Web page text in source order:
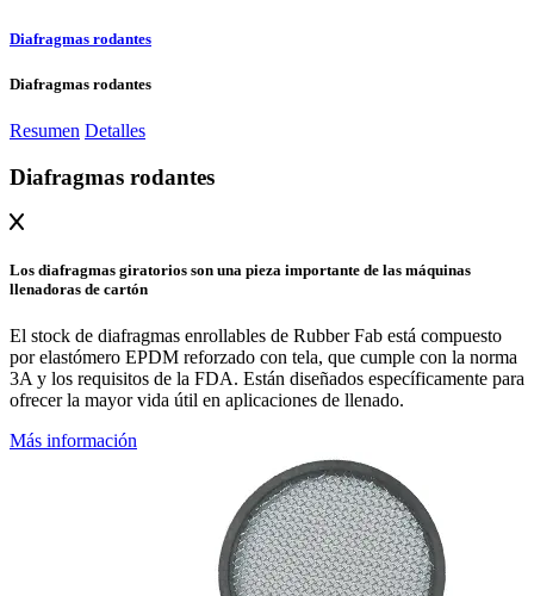
Diafragmas rodantes
Diafragmas rodantes
Resumen Detalles
Diafragmas rodantes
Los diafragmas giratorios son una pieza importante de las máquinas
llenadoras de cartón
El stock de diafragmas enrollables de Rubber Fab está compuesto
por elastómero EPDM reforzado con tela, que cumple con la norma
3A y los requisitos de la FDA. Están diseñados específicamente para
ofrecer la mayor vida útil en aplicaciones de llenado.
Más información